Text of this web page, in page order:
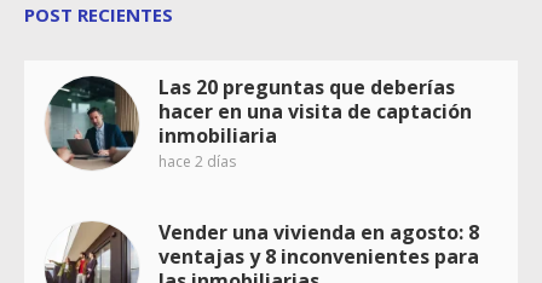
POST RECIENTES
Las 20 preguntas que deberías
hacer en una visita de captación
inmobiliaria
hace 2 días
Vender una vivienda en agosto: 8
ventajas y 8 inconvenientes para